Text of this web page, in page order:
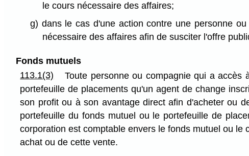
le cours nécessaire des affaires;
g) dans le cas d'une action contre une personne
nécessaire des affaires afin de susciter l'offre
Fonds mutuels
113.1(3)
Toute personne ou compagnie qui a accès
portefeuille de placements qu'un agent de change
son profit ou à son avantage direct afin d'acheter ou
portefeuille du fonds mutuel ou le portefeuille de
corporation est comptable envers le fonds mutuel ou
achat ou de cette vente.